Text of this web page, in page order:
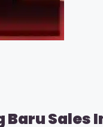
Baru Sales